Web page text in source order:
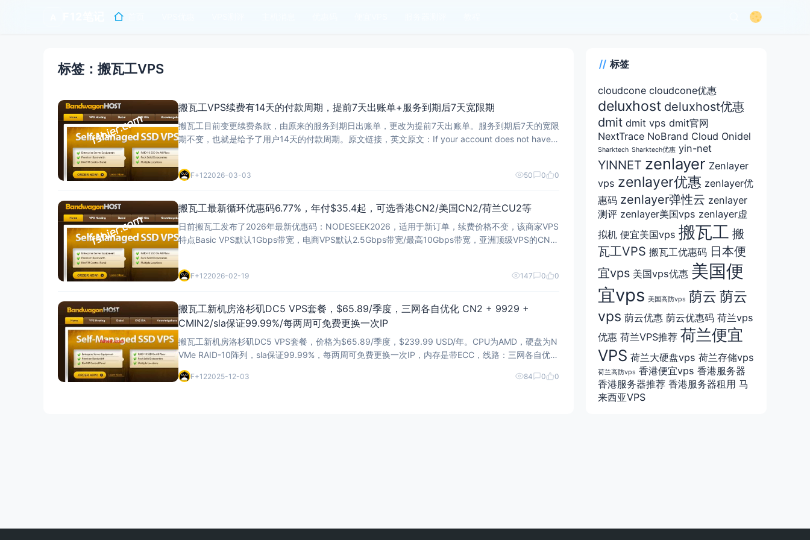
标签：搬瓦工VPS
搬瓦工VPS续费有14天的付款周期，提前7天出账单+服务到期后7天宽限期
搬瓦工目前变更续费条款，由原来的服务到期日出账单，更改为提前7天出账单。服务到期后7天的宽限
期不变，也就是给予了用户14天的付款周期。原文链接，英文原文：If your account does not have e
F+122026-03-03 50 0 0
搬瓦工最新循环优惠码6.77%，年付$35.4起，可选香港CN2/美国CN2/荷兰CU2等
日前搬瓦工发布了2026年最新优惠码：NODESEEK2026，适用于新订单，续费价格不变，该商家VPS
特点Basic VPS默认1Gbps带宽，电商VPS默认2.5Gbps带宽/最高10Gbps带宽，亚洲顶级VPS的CN2
F+122026-02-19 147 0 0
搬瓦工新机房洛杉矶DC5 VPS套餐，$65.89/季度，三网各自优化 CN2 + 9929 +
CMIN2/sla保证99.99%/每两周可免费更换一次IP
搬瓦工新机房洛杉矶DC5 VPS套餐，价格为$65.89/季度，$239.99 USD/年。CPU为AMD，硬盘为N
VMe RAID-10阵列，sla保证99.99%，每两周可免费更换一次IP，内存是带ECC，线路：三网各自优化
CN2 + 9929 + CMIN2，具体配置为配置：2x AMD d
F+122025-12-03 84 0 0
标签
cloudcone cloudcone优惠
deluxhost deluxhost优惠
dmit dmit vps dmit官网
NextTrace NoBrand Cloud Onidel
Sharktech Sharktech优惠 yin-net
YINNET zenlayer Zenlayer
vps zenlayer优惠 zenlayer优
惠码 zenlayer弹性云 zenlayer
测评 zenlayer美国vps zenlayer虚
拟机 便宜美国vps 搬瓦工 搬
瓦工VPS 搬瓦工优惠码 日本便
宜vps 美国vps优惠 美国便
宜vps 美国高防vps 荫云 荫云
vps 荫云优惠 荫云优惠码 荷兰vps
优惠 荷兰VPS推荐 荷兰便宜
VPS 荷兰大硬盘vps 荷兰存储vps
荷兰高防vps 香港便宜vps 香港服务器
香港服务器推荐 香港服务器租用 马
来西亚VPS